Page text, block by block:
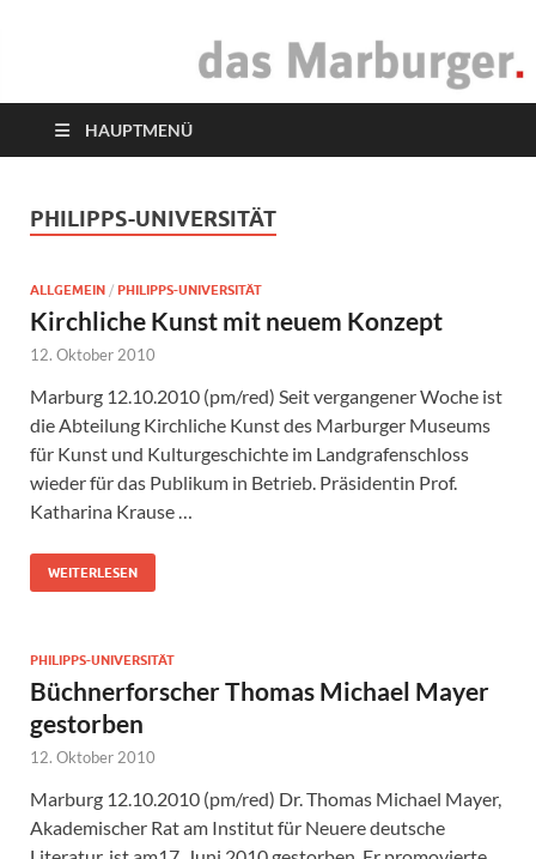
das Marburger.
HAUPTMENÜ
PHILIPPS-UNIVERSITÄT
ALLGEMEIN / PHILIPPS-UNIVERSITÄT
Kirchliche Kunst mit neuem Konzept
12. Oktober 2010
Marburg 12.10.2010 (pm/red) Seit vergangener Woche ist
die Abteilung Kirchliche Kunst des Marburger Museums
für Kunst und Kulturgeschichte im Landgrafenschloss
wieder für das Publikum in Betrieb. Präsidentin Prof.
Katharina Krause …
WEITERLESEN
PHILIPPS-UNIVERSITÄT
Büchnerforscher Thomas Michael Mayer
gestorben
12. Oktober 2010
Marburg 12.10.2010 (pm/red) Dr. Thomas Michael Mayer,
Akademischer Rat am Institut für Neuere deutsche